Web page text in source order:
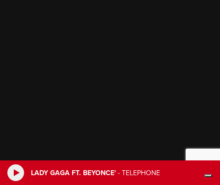
LADY GAGA FT. BEYONCE' - TELEPHONE